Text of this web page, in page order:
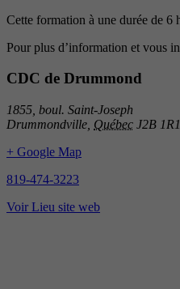
Cette formation à une durée de 6
Pour plus d’information et vous
CDC de Drummond
1855, boul. Saint-Joseph
Drummondville Québec J2B 1R1
+ Google Map
819-474-3223
Voir Lieu site web